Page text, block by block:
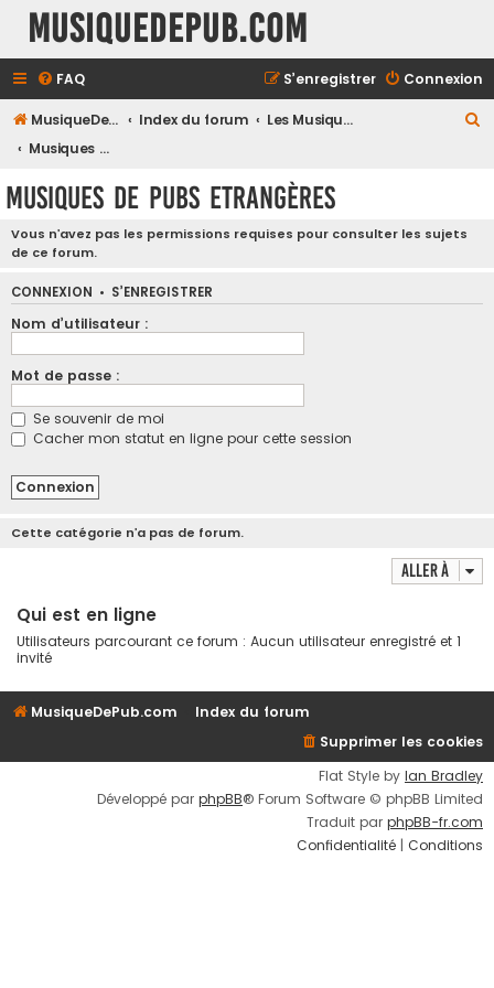
MusiqueDePub.com
FAQ Connexion
S’enregistrer
MusiqueDePub.com Index du forum
Les Musiques De Pubs
Musiques de Pubs Etrangères
Musiques de Pubs Etrangères
Vous n’avez pas les permissions requises pour consulter les sujets
de ce forum.
CONNEXION • S’ENREGISTRER
Nom d’utilisateur :
Mot de passe :
Se souvenir de moi
Cacher mon statut en ligne pour cette session
Cette catégorie n’a pas de forum.
Aller à
Qui est en ligne
Utilisateurs parcourant ce forum : Aucun utilisateur enregistré et 1
invité
MusiqueDePub.com
Index du forum
Supprimer les cookies
Flat Style by Ian Bradley
Développé par phpBB® Forum Software © phpBB Limited
Traduit par phpBB-fr.com
Confidentialité
Conditions